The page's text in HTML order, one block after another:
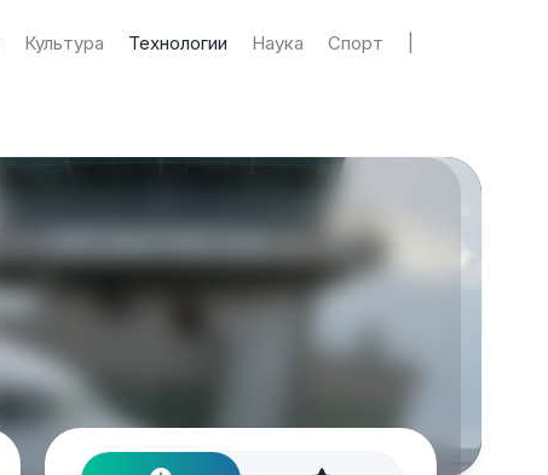
Культура Технологии Наука Спорт